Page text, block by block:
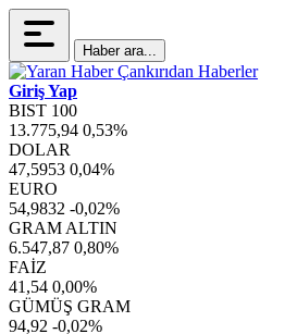
Haber ara...
Giriş Yap
BIST 100
13.775,94 0,53%
DOLAR
47,5953 0,04%
EURO
54,9832 -0,02%
GRAM ALTIN
6.547,87 0,80%
FAİZ
41,54 0,00%
GÜMÜŞ GRAM
94,92 -0,02%